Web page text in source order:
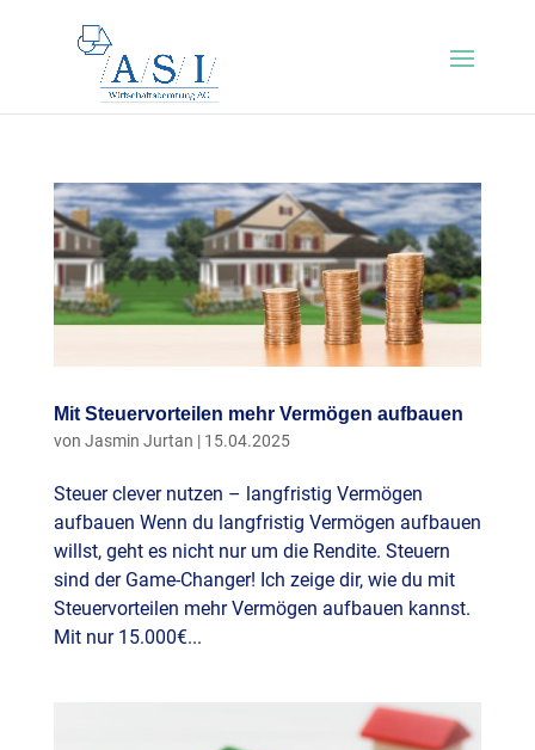
Mit Steuervorteilen mehr Vermögen aufbauen
von Jasmin Jurtan | 15.04.2025
Steuer clever nutzen – langfristig Vermögen
aufbauen Wenn du langfristig Vermögen aufbauen
willst, geht es nicht nur um die Rendite. Steuern
sind der Game-Changer! Ich zeige dir, wie du mit
Steuervorteilen mehr Vermögen aufbauen kannst.
Mit nur 15.000€...